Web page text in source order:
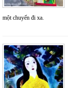
một chuyến đi xa.